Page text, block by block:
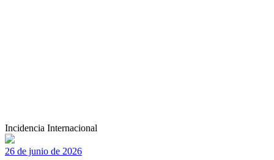
Incidencia Internacional
26 de junio de 2026